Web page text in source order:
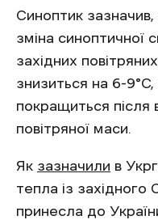
Синоптик зазначив,
зміна синоптичної
західних
знизиться на 6-
покращиться після
повітряної маси.
Як зазначили в
тепла із
принесла до